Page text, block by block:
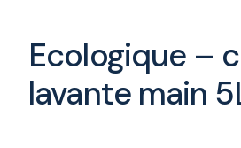
Ecologique –
lavante main